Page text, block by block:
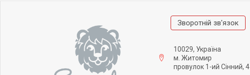
Зворотній зв'язок
10029, Україна
м. Житомир
провулок 1-ий Сінний, 4